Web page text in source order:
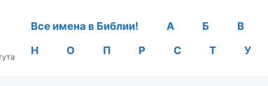
Все имена в Библии! А Б В
Н
О П Р С Т У